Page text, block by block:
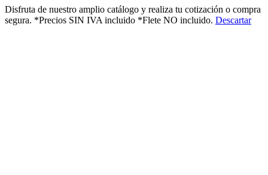
Disfruta de nuestro amplio catálogo y realiza tu cotización o compra
segura. *Precios SIN IVA incluido *Flete NO incluido. Descartar